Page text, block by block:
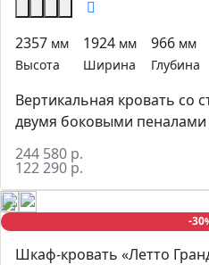
2357 мм
Высота
1924 мм
Ширина
966 мм
Глубина
Вертикальная кровать со
двумя боковыми
244 580 р.
122 290 р.
-30
Шкаф-кровать «Летто